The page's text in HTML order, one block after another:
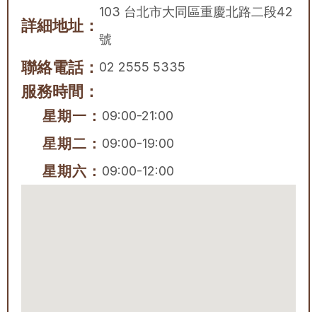
詳細地址：
103 台北市大同區重慶北路二段42
號
聯絡電話： 02 2555 5335
服務時間：
星期一： 09:00-21:00
星期二： 09:00-19:00
星期六： 09:00-12:00